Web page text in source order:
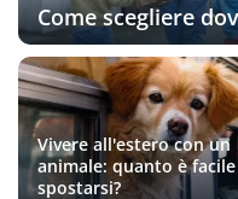
Come scegliere
Vivere all'estero con un
animale: quanto è facile
spostarsi?